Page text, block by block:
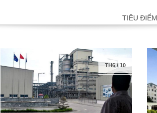
TIÊU ĐIỂM
TH6/10